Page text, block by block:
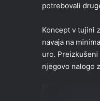
potrebovali
Koncept v tujini
navaja na
uro.
njegovo nalogo